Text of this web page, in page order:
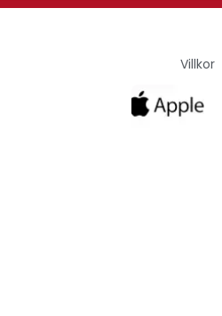
Villkor